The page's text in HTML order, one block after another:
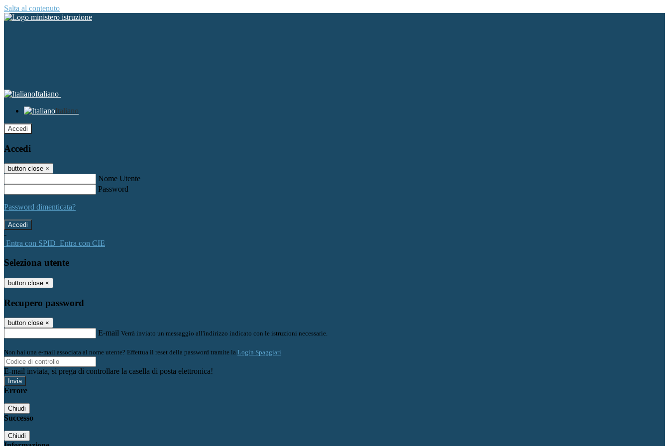
Salta al contenuto
Italiano
Italiano
Accedi
Accedi
button close ×
Nome Utente
Password
Password dimenticata?
-
Entra con SPID Entra con CIE
Seleziona utente
button close ×
Recupero password
button close ×
E-mail Verrà inviato un messaggio all'indirizzo indicato con le istruzioni necessarie.
Non hai una e-mail associata al nome utente? Effettua il reset della password tramite la Login Spaggiari
E-mail inviata, si prega di controllare la casella di posta elettronica!
Errore
Chiudi
Successo
Chiudi